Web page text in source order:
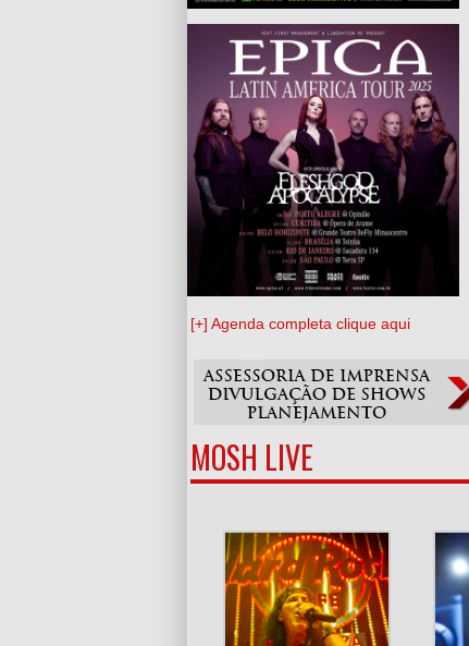
[+] Agenda completa clique aqui
MOSH LIVE